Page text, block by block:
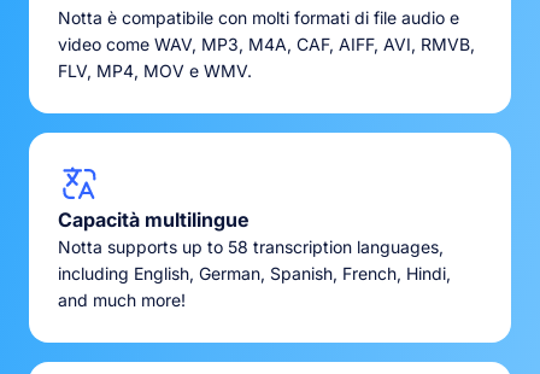
Notta è compatibile con molti formati di file audio e
video come WAV, MP3, M4A, CAF, AIFF, AVI, RMVB,
FLV, MP4, MOV e WMV.
Capacità multilingue
Notta supports up to 58 transcription languages,
including English, German, Spanish, French, Hindi,
and much more!